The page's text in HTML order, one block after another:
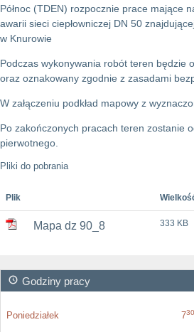
Północ (TDEN) rozpocznie prace mające
awarii sieci ciepłowniczej DN 50
w Knurowie
Podczas wykonywania robót teren będzie
oraz oznakowany zgodnie z zasadami
W załączeniu podkład mapowy z
Po zakończonych pracach teren zostanie
pierwotnego.
Pliki do pobrania
Plik
Mapa dz 90_8 333 KB
Godziny pracy
Poniedziałek 730